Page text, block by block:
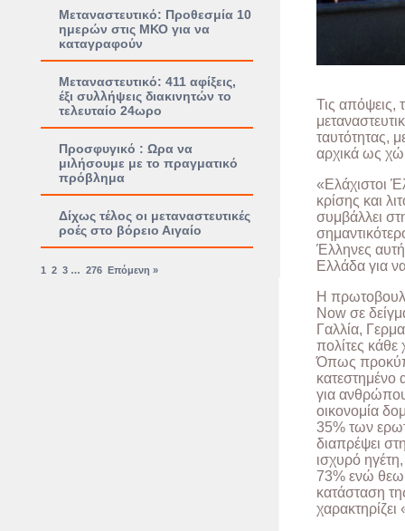
Μεταναστευτικό: Προθεσμία 10
ημερών στις ΜΚΟ για να
καταγραφούν
Μεταναστευτικό: 411 αφίξεις,
έξι συλλήψεις διακινητών το
τελευταίο 24ωρο
Προσφυγικό : Ωρα να
μιλήσουμε με το πραγματικό
πρόβλημα
Δίχως τέλος οι μεταναστευτικές
ροές στο βόρειο Αιγαίο
1 2 3 … 276 Επόμενη »
Τις απόψεις,
ταυτότητας,
αρχικά ως
«Ελάχιστοι
κρίσης και
συμβάλλει
Έλληνες
Ελλάδα για
Η
Now σε
Γαλλία,
πολίτες κάθε
Όπως
κατεστημένο
για
οικονομία
35% των
διαπρέψει
ισχυρό
73% ενώ
κατάσταση